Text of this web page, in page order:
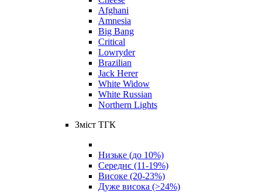
Afghani
Amnesia
Big Bang
Critical
Lowryder
Brazilian
Jack Herer
White Widow
White Russian
Northern Lights
Зміст ТГК
Низьке (до 10%)
Середнє (11-19%)
Високе (20-23%)
Дуже висока (>24%)